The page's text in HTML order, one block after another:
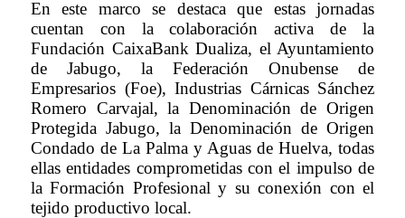
En este marco se destaca que estas jornadas
cuentan con la colaboración activa de la
Fundación CaixaBank Dualiza, el Ayuntamiento
de Jabugo, la Federación Onubense de
Empresarios (Foe), Industrias Cárnicas Sánchez
Romero Carvajal, la Denominación de Origen
Protegida Jabugo, la Denominación de Origen
Condado de La Palma y Aguas de Huelva, todas
ellas entidades comprometidas con el impulso de
la Formación Profesional y su conexión con el
tejido productivo local.